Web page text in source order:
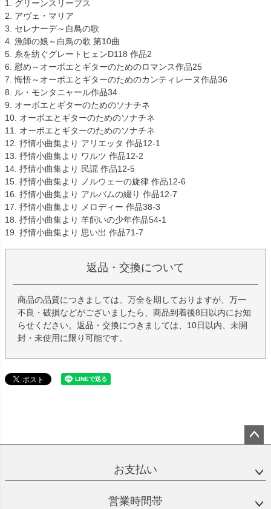
1. グリーンスリーブス
2. アヴェ・マリア
3. セレナーデ～白鳥の歌
4. 漁師の娘～白鳥の歌 第10曲
5. 糸を紡ぐグレートヒェンD118 作品2
6. 慰め～オーボエとギターのためのロマンス作品25
7. 悔悟～オーボエとギターのためのカンティレーヌ作品36
8. ル・モンタニャール作品34
9. オーボエとギターのためのソナチネ
10. オーボエとギターのためのソナチネ
11. オーボエとギターのためのソナチネ
12. 抒情小曲集より アリエッタ 作品12-1
13. 抒情小曲集より ワルツ 作品12-2
14. 抒情小曲集より 民謡 作品12-5
15. 抒情小曲集より ノルウェーの旋律 作品12-6
16. 抒情小曲集より アルバムの綴り 作品12-7
17. 抒情小曲集より メロディー 作品38-3
18. 抒情小曲集より 羊飼いの少年作品54-1
19. 抒情小曲集より 思い出 作品71-7
返品・交換について
商品の品質につきましては、万全を期しておりますが、万一
不良・破損などがございましたら、商品到着後8日以内にお知
らせください。返品・交換につきましては、10日以内、未開
封・未使用に限り可能です。
ップ
お支払い
営業時間帯